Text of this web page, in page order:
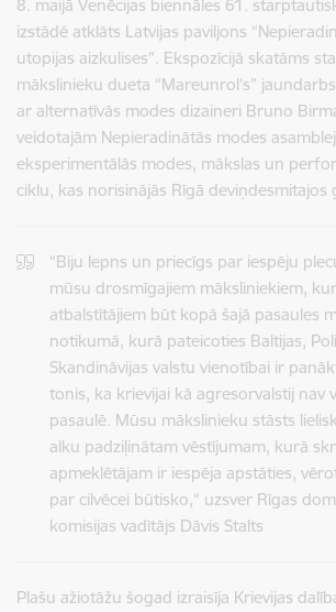
8. maijā Venēcijas biennāles 61.
izstādē atklāts Latvijas paviljons
utopijas aizkulises”. Ekspozīcijā skatāms
mākslinieku dueta “Mareunrol’s”
ar alternatīvās modes dizaineri Bruno
veidotajām Nepieradinātās modes
eksperimentālās modes, mākslas un
ciklu, kas norisinājās Rīgā deviņdesmitajos
“Biju lepns un priecīgs par iespēju
mūsu drosmīgajiem māksliniekiem,
atbalstītājiem būt kopā šajā pasaules
notikumā, kurā pateicoties Baltijas,
Skandināvijas valstu vienotībai ir
tonis, ka krievijai kā agresorvalstij nav
pasaulē. Mūsu mākslinieku stāsts
alku padziļinātam vēstījumam, kurā
apmeklētājam ir iespēja apstāties,
par cilvēcei būtisko,“ uzsver Rīgas
komisijas vadītājs Dāvis Stalts
Plašu ažiotāžu šogad izraisīja Krievijas